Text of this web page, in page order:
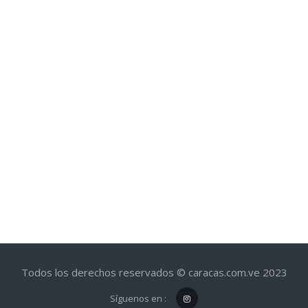
Todos los derechos reservados © caracas.com.ve 2023
Síguenos en :